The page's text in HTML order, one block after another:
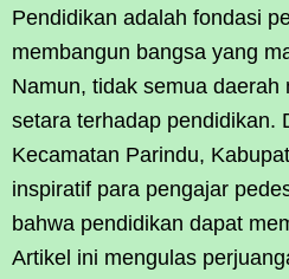
Pendidikan adalah fondasi
membangun bangsa yang
Namun, tidak semua daerah
setara terhadap pendidikan.
Kecamatan Parindu,
inspiratif para pengajar
bahwa pendidikan dapat
Artikel ini mengulas